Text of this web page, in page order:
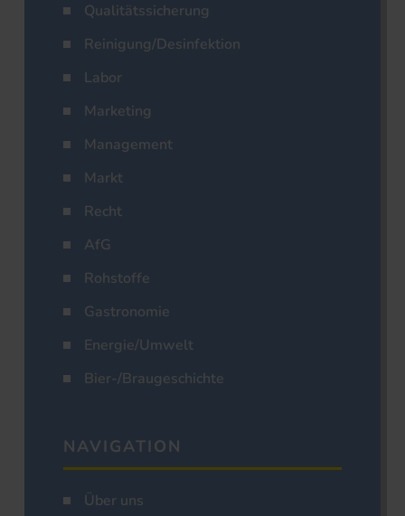
Qualitätssicherung
Reinigung/Desinfektion
Labor
Marketing
Management
Markt
Recht
AfG
Rohstoffe
Gastronomie
Energie/Umwelt
Bier-/Braugeschichte
NAVIGATION
Über uns